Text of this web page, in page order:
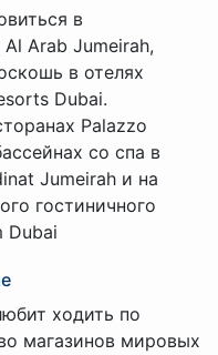
в
Arab Jumeirah,
в отелях
Dubai.
Palazzo
со спа в
Jumeirah и на
гостиничного
Dubai
ходить по
магазинов мировых